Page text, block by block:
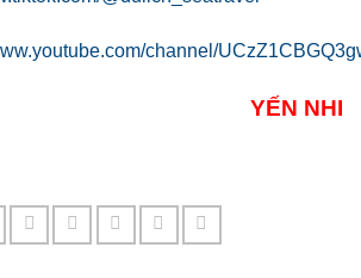
channel/
YẾN NHI